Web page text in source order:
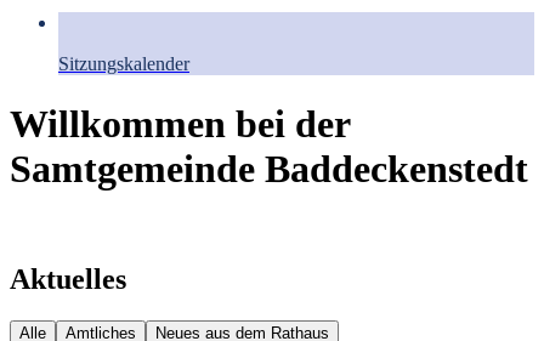
Sitzungskalender
Willkommen bei der
Samtgemeinde Baddeckenstedt
Aktuelles
Alle Amtliches Neues aus dem Rathaus